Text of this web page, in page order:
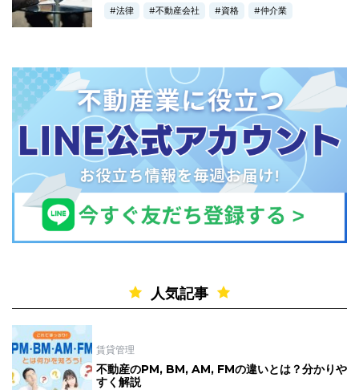
法律 不動産会社 資格 仲介業
人気記事
賃貸管理
不動産のPM, BM, AM, FMの違いとは？分かりや
すく解説